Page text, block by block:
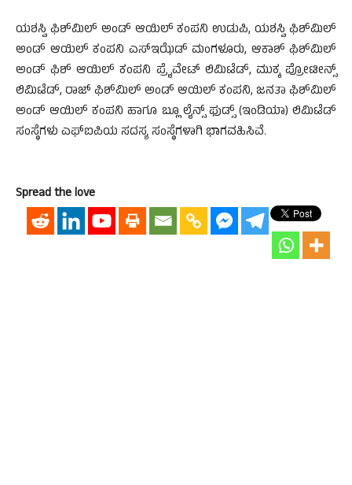
ಯಶಸ್ವಿ ಫಿಶ್‌ಮಿಲ್ ಅಂಡ್ ಆಯಿಲ್ ಕಂಪನಿ ಉಡುಪಿ, ಯಶಸ್ವಿ ಫಿಶ್‌ಮಿಲ್
ಅಂಡ್ ಆಯಿಲ್ ಕಂಪನಿ ಎಸ್‌ಇಝೆಡ್ ಮಂಗಳೂರು, ಆಕಾಶ್ ಫಿಶ್‌ಮಿಲ್
ಅಂಡ್ ಫಿಶ್ ಆಯಿಲ್ ಕಂಪನಿ ಪ್ರೈವೇಟ್ ಲಿಮಿಟೆಡ್, ಮುಕ್ಕ ಪ್ರೋಟೀನ್ಸ್
ಲಿಮಿಟೆಡ್, ರಾಜ್ ಫಿಶ್‌ಮಿಲ್ ಅಂಡ್ ಆಯಿಲ್ ಕಂಪನಿ, ಜನತಾ ಫಿಶ್‌ಮಿಲ್
ಅಂಡ್ ಆಯಿಲ್ ಕಂಪನಿ ಹಾಗೂ ಬ್ಲೂ ಲೈನ್ಸ್ ಫುಡ್ಸ್ (ಇಂಡಿಯಾ) ಲಿಮಿಟೆಡ್
ಸಂಸ್ಥೆಗಳು ಎಫ್‌ಐಪಿಯ ಸದಸ್ಯ ಸಂಸ್ಥೆಗಳಾಗಿ ಭಾಗವಹಿಸಿವೆ.
Spread the love